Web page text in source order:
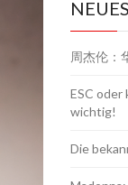
周杰伦：
ESC
wichtig!
Die